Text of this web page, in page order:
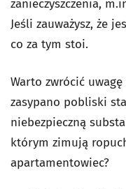
zanieczyszczenia,
Jeśli zauważysz, że
co za tym stoi.
Warto zwrócić
zasypano pobliski
niebezpieczną
którym zimują
apartamentowiec?